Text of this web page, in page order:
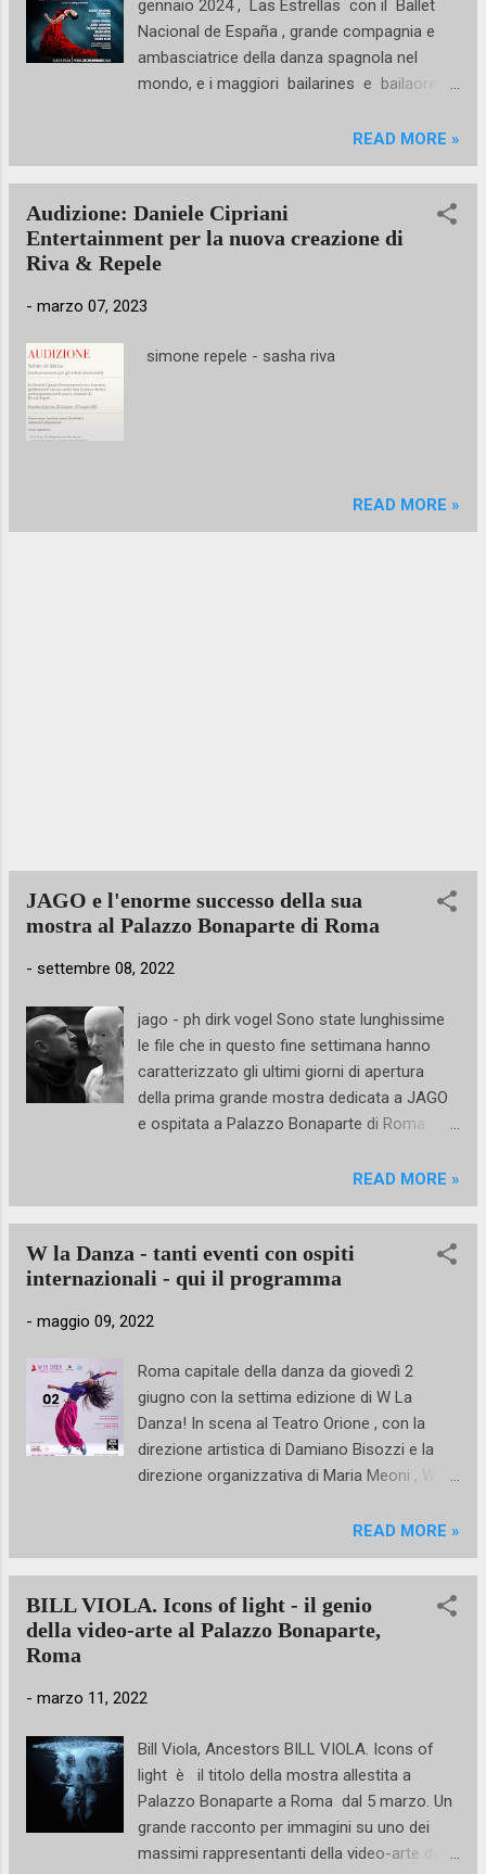
professionale. “Un immenso appoggio per lo
sviluppo del settore danza – ci tiene a
precisare Giovanbattista Russo – è arrivato
ancora una volta dal presidente Nazionale
infatti che CSEN è da tantissimi anni il primo
gennaio 2024 , Las Estrellas con il Ballet
Nacional de España , grande compagnia e
ambasciatrice della danza spagnola nel
mondo, e i maggiori bailarines e bailaore s
immancabile con la grande danza
Cecilia , nel quadro della Stagione della
Fondazione Musica per Roma . Nel mese più
freddo dell’anno, Las Estrellas porteranno
in palcoscenico il sole incandescente di
profumo delle notti nei giardini di Spagna,
intricati, che ricordano i preziosi ricami sui
sua specificità, tempestato di artisti che
READ MORE »
Audizione: Daniele Cipriani
Entertainment per la nuova creazione di
Riva & Repele
- marzo 07, 2023
simone repele - sasha riva
READ MORE »
JAGO e l'enorme successo della sua
mostra al Palazzo Bonaparte di Roma
- settembre 08, 2022
jago - ph dirk vogel Sono state lunghissime
le file che in questo fine settimana hanno
caratterizzato gli ultimi giorni di apertura
della prima grande mostra dedicata a JAGO
e ospitata a Palazzo Bonaparte di Roma.
appassionati del lavoro del giovane scultore
contribuito al successo della mostra.
apparato circolatorio - ph dirk vogel Amato
per il suo indiscusso talento creativo, ma
mezzi di comunicazione, tra visite guidate,
80.000 i giovani under 35 che, catturati
dall'inconfondibile stile di Jago, si sono
rivelati un elemento fondamentale per il
nell'attiva partecipazione a tutte le attività
dell'esposizione stessa, ma anche sul web e
READ MORE »
W la Danza - tanti eventi con ospiti
internazionali - qui il programma
- maggio 09, 2022
Roma capitale della danza da giovedì 2
giugno con la settima edizione di W La
Danza! In scena al Teatro Orione , con la
direzione artistica di Damiano Bisozzi e la
direzione organizzativa di Maria Meoni , W La
della danza con una kermesse attesissima
guidata da Luciano Cannito e la bella
compagnia danzante di Carlotta Pia,
Emanuel Lo, Chiara Cattaneo, Martino Muller
e Mauro Astolfi . Artisti di chiara fama al
e giù per l’Italia. La suddivisione nelle
anni) e Senior (dai 15 anni in su) rappresenta
un ulteriore tassello, ma l’importante sarà far
pervenire le iscrizioni entro e non oltre la
mezzanotte del 28 maggio, tuttavia per
ulteriori informazioni si suggerisce di visitare
READ MORE »
BILL VIOLA. Icons of light - il genio
della video-arte al Palazzo Bonaparte,
Roma
- marzo 11, 2022
Bill Viola, Ancestors BILL VIOLA. Icons of
light è il titolo della mostra allestita a
Palazzo Bonaparte a Roma dal 5 marzo. Un
grande racconto per immagini su uno dei
massimi rappresentanti della video-arte dagli